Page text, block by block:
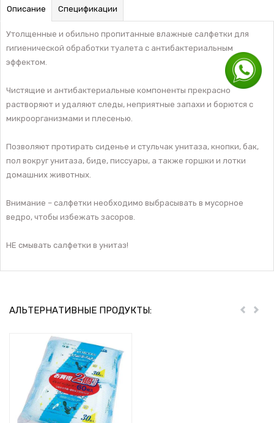
Описание Спецификации
Утолщенные и обильно пропитанные влажные салфетки для
гигиенической обработки туалета с антибактериальным
эффектом.
Чистящие и антибактериальные компоненты прекрасно
растворяют и удаляют следы, неприятные запахи и борются с
микроорганизмами и плесенью.
Позволяют протирать сиденье и стульчак унитаза, кнопки, бак,
пол вокруг унитаза, биде, писсуары, а также горшки и лотки
домашних животных.
Внимание – салфетки необходимо выбрасывать в мусорное
ведро, чтобы избежать засоров.
НЕ смывать салфетки в унитаз!
АЛЬТЕРНАТИВНЫЕ ПРОДУКТЫ: Пред